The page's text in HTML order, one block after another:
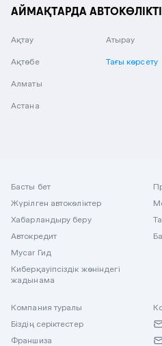
АЙМАҚТАРДА
Ақтау
Ақтөбе
Алматы
Астана
Атырау
Тағы көрсету
Басты бет
Жүрілген автокөліктер
Хабарландыру беру
Автокредит
Mycar Гид
Киберқауіпсіздік жөніндегі
жадынама
Компания туралы
Біздің серіктестер
Франшиза